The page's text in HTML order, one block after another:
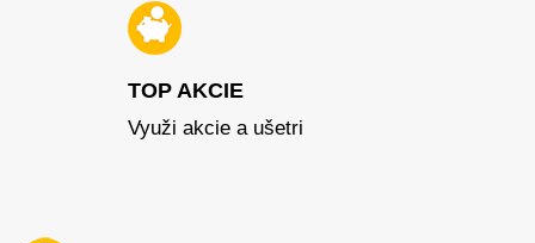
TOP AKCIE
Využi akcie a ušetri